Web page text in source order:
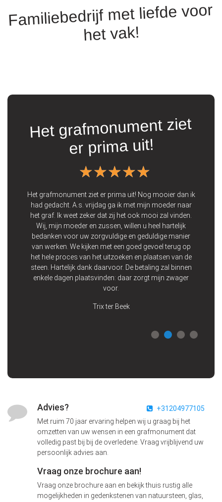
Familiebedrijf met liefde voor
het vak!
Het grafmonument ziet
er prima uit!
★★★★★
★★★★★
Het grafmonument ziet er prima uit! Nog mooier dan ik
had gedacht. A.s. vrijdag ga ik met mijn moeder naar
het graf. Ik weet zeker dat zij het ook mooi zal vinden.
Wij, mijn moeder en zussen, willen u heel hartelijk
bedanken voor uw zorgvuldige en geduldige manier
van werken. We kijken met een goed gevoel terug op
het hele proces van het uitzoeken en plaatsen van de
steen. Hartelijk dank daarvoor. De betaling zal binnen
enkele dagen plaatsvinden: daar zorgt mijn zwager
voor.
Trix ter Beek
Advies?
Met ruim 70 jaar ervaring helpen wij u graag bij het
omzetten van uw wensen in een grafmonument dat
volledig past bij bij de overledene. Vraag vrijblijvend uw
persoonlijk advies aan.
+31204977105
Vraag onze brochure aan!
Vraag onze brochure aan en bekijk thuis rustig alle
mogelijkheden in gedenkstenen van natuursteen, glas,